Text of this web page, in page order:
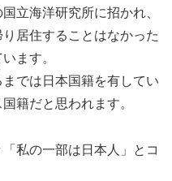
立海洋研究所に招かれ、
居住することはなかった
ます。
では日本国籍を有してい
籍だと思われます。
私の一部は日本人」とコ